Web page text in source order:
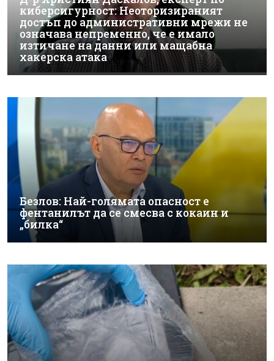
киберсигурност: Неоторизираният
достъп до административни мрежи не
означава непременно, че е имало
изтичане на данни или мащабна
хакерска атака
Безлов: Най-голямата опасност е
фентанилът да се смесва с кокаин и
„билка“